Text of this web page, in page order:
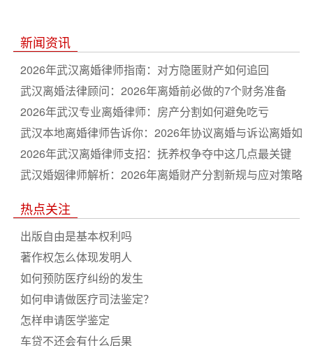
新闻资讯
2026年武汉离婚律师指南：对方隐匿财产如何追回
武汉离婚法律顾问：2026年离婚前必做的7个财务准备
2026年武汉专业离婚律师：房产分割如何避免吃亏
武汉本地离婚律师告诉你：2026年协议离婚与诉讼离婚如
何选
2026年武汉离婚律师支招：抚养权争夺中这几点最关键
武汉婚姻律师解析：2026年离婚财产分割新规与应对策略
热点关注
出版自由是基本权利吗
著作权怎么体现发明人
如何预防医疗纠纷的发生
如何申请做医疗司法鉴定？
怎样申请医学鉴定
车贷不还会有什么后果